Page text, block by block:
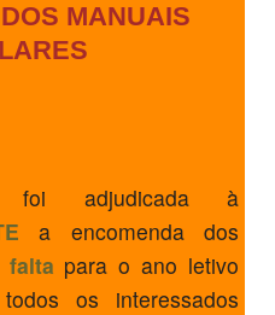
MANUAIS
foi adjudicada à
a encomenda dos
falta para o ano letivo
os interessados